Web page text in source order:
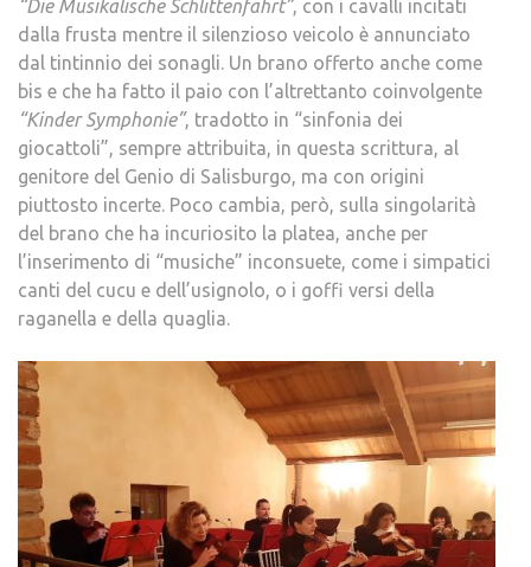
“Die Musikalische Schlittenfahrt”, con i cavalli incitati
dalla frusta mentre il silenzioso veicolo è annunciato
dal tintinnio dei sonagli. Un brano offerto anche come
bis e che ha fatto il paio con l’altrettanto coinvolgente
“Kinder Symphonie”, tradotto in “sinfonia dei
giocattoli”, sempre attribuita, in questa scrittura, al
genitore del Genio di Salisburgo, ma con origini
piuttosto incerte. Poco cambia, però, sulla singolarità
del brano che ha incuriosito la platea, anche per
l’inserimento di “musiche” inconsuete, come i simpatici
canti del cucu e dell’usignolo, o i goffi versi della
raganella e della quaglia.